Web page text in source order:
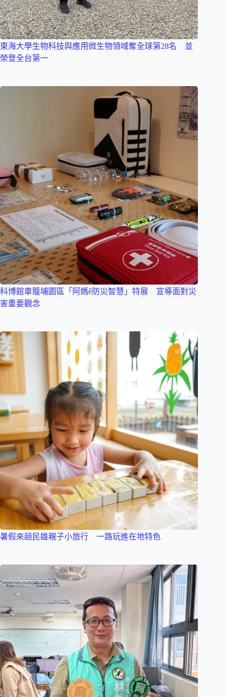
東海大學生物科技與應用微生物領域奪全球第28名 並
榮登全台第一
科博館車籠埔園區「阿媽ê防災智慧」特展 宣導面對災
害重要觀念
暑假來趟民雄親子小旅行 一路玩進在地特色